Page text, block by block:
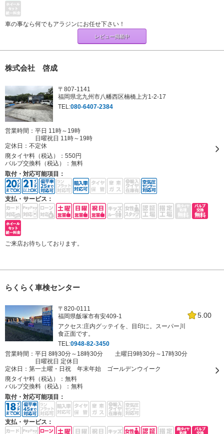
車の事なら何でもアラジンにお任せ下さい！
レビュー掲載中
株式会社 啓成
〒807-1141
福岡県北九州市八幡西区楠橋上方1-2-17
TEL:080-6407-2384
営業時間：平日 11時～19時
日曜祝日 11時～19時
定休日： 不定休
廃タイヤ料（税込）： 550円
バルブ交換料（税込）： 無料
取付・対応可能項目：
支払・サービス：
ご来店お待ちしております。
らくらく車検センター
5.00
〒820-0111
福岡県飯塚市有安409-1
アクセス:庄内グッテイを、目印に。スーパー川
食正面です。
TEL:0948-82-3450
営業時間：平日 8時30分～18時30分 土曜日9時30分～17時30分
日曜祝日 定休日
定休日： 第一土曜・日祝 年末年始 ゴールデンウイーク
廃タイヤ料（税込）： 無料
バルブ交換料（税込）： 無料
取付・対応可能項目：
支払・サービス：